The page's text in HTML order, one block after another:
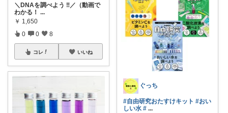
＼DNAを調べよう ‼️／（動画で
わかる！ ...
￥ 1,650
0 0 8
コレ いいね
ぐっち
#自由研究おたすけキット #おい
しい水 # ...